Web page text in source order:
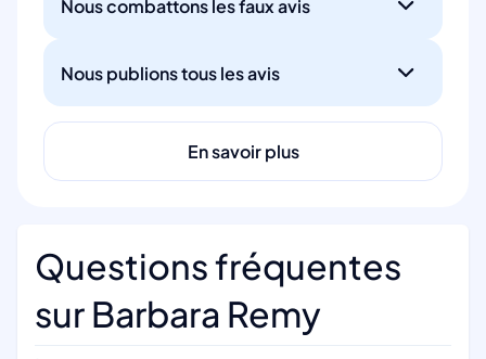
Nous combattons les faux avis
Nous publions tous les avis
En savoir plus
Questions fréquentes
sur Barbara Remy